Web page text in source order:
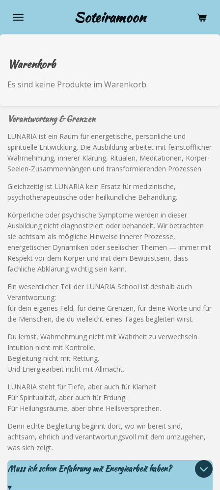
Hauptinhalt
springen
Soteiramoon
Warenkorb
Es sind keine Produkte im Warenkorb.
Verantwortung & Grenzen
LUNARIA ist ein Raum für energetische, persönliche und
spirituelle Entwicklung. Die Ausbildung arbeitet mit feinstofflicher
Wahrnehmung, innerer Klärung, Ritualen, Meditationen, Körper-
Seelen-Zusammenhängen und transformierenden Prozessen.
Gleichzeitig ist LUNARIA kein Ersatz für medizinische,
psychotherapeutische oder heilkundliche Behandlung.
Körperliche oder psychische Symptome werden in dieser
Ausbildung nicht diagnostiziert oder behandelt. Wir betrachten
sie achtsam als mögliche Hinweise innerer Prozesse,
energetischer Dynamiken oder seelischer Themen — immer mit
Respekt vor dem Körper und mit dem Bewusstsein, dass
fachliche Abklärung wichtig sein kann.
Ein wesentlicher Teil der LUNARIA School ist deshalb auch
Verantwortung:
für dein eigenes Feld, für deine Grenzen, für deine Worte und für
die Menschen, die du vielleicht eines Tages begleiten wirst.
Du lernst, Wahrnehmung nicht mit Wahrheit zu verwechseln.
Intuition nicht mit Kontrolle.
Begleitung nicht mit Rettung.
Und Energiearbeit nicht mit Allmacht.
LUNARIA steht für Tiefe, aber auch für Klarheit.
Für Spiritualität, aber auch für Erdung.
Für Heilungsräume, aber ohne Heilsversprechen.
Denn echte Begleitung beginnt dort, wo wir bereit sind,
achtsam, ehrlich und verantwortungsvoll mit dem umzugehen,
was sich zeigt.
Muss ich schon Erfahrung mit Energiearbeit haben?